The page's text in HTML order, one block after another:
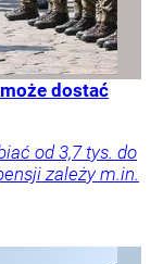
dostać
od 3,7 tys. do
zależy m.in.